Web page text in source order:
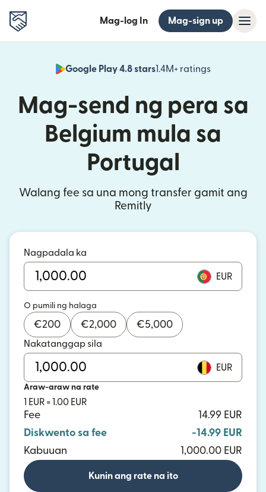
Mag-log In Mag-sign up
Google Play 4.8 stars1.4M+ ratings
(bubukas
Mag-send ng pera sa
Belgium mula sa
Portugal
Walang fee sa una mong transfer gamit ang
Remitly
Nagpadala ka
EUR
O pumili ng halaga
€200 €2,000 €5,000
Nakatanggap sila
EUR
Araw-araw na rate
1 EUR = 1.00 EUR
Fee
14.99 EUR
Diskwento sa fee
-14.99 EUR
Kabuuan
1,000.00 EUR
Kunin ang rate na ito